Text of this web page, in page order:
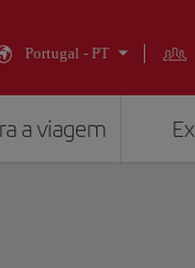
Portugal - PT
a viagem